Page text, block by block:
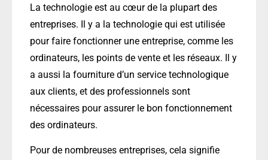
La technologie est au cœur de la plupart des
entreprises. Il y a la technologie qui est utilisée
pour faire fonctionner une entreprise, comme les
ordinateurs, les points de vente et les réseaux. Il y
a aussi la fourniture d’un service technologique
aux clients, et des professionnels sont
nécessaires pour assurer le bon fonctionnement
des ordinateurs.
Pour de nombreuses entreprises, cela signifie